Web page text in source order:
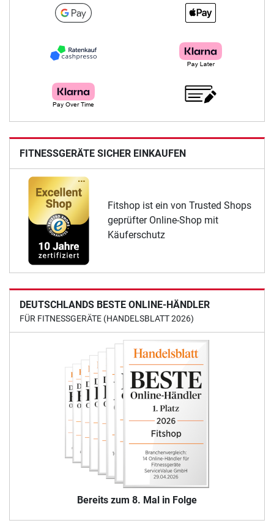
FITNESSGERÄTE SICHER EINKAUFEN
Fitshop ist ein von Trusted Shops
geprüfter Online-Shop mit
Käuferschutz
DEUTSCHLANDS BESTE ONLINE-HÄNDLER
FÜR FITNESSGERÄTE (HANDELSBLATT 2026)
Bereits zum 8. Mal in Folge